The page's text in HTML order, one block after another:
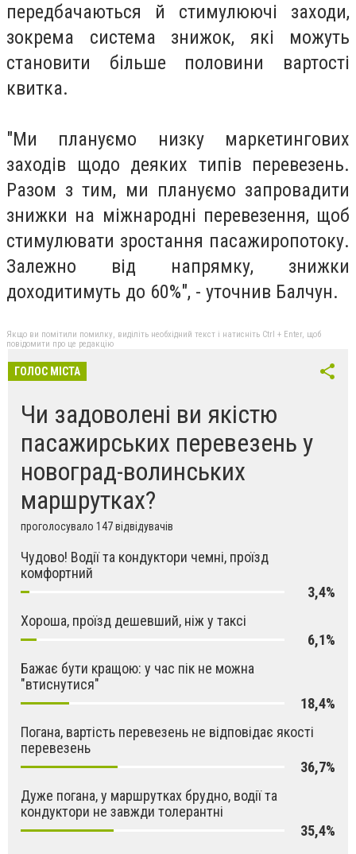
передбачаються й стимулюючі заходи,
зокрема система знижок, які можуть
становити більше половини вартості
квитка.
"Ми плануємо низку маркетингових
заходів щодо деяких типів перевезень.
Разом з тим, ми плануємо запровадити
знижки на міжнародні перевезення, щоб
стимулювати зростання пасажиропотоку.
Залежно від напрямку, знижки
доходитимуть до 60%", - уточнив Балчун.
Якщо ви помітили помилку, виділіть необхідний текст і натисніть Ctrl + Enter, щоб
повідомити про це редакцію
ГОЛОС МІСТА
Чи задоволені ви якістю
пасажирських перевезень у
новоград-волинських
маршрутках?
проголосувало 147 відвідувачів
Чудово! Водії та кондуктори чемні, проїзд
комфортний
3,4%
Хороша, проїзд дешевший, ніж у таксі
6,1%
Бажає бути кращою: у час пік не можна
"втиснутися"
18,4%
Погана, вартість перевезень не відповідає якості
перевезень
36,7%
Дуже погана, у маршрутках брудно, водії та
кондуктори не завжди толерантні
35,4%